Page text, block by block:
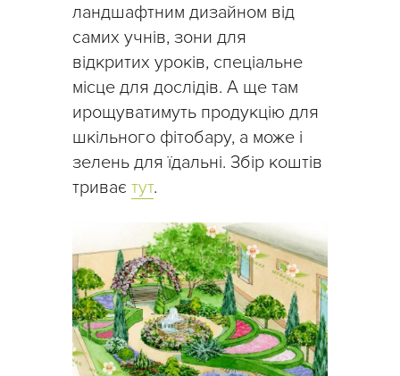
ландшафтним дизайном від
самих учнів, зони для
відкритих уроків, спеціальне
місце для дослідів. А ще там
ирощуватимуть продукцію для
шкільного фітобару, а може і
зелень для їдальні. Збір коштів
триває тут.